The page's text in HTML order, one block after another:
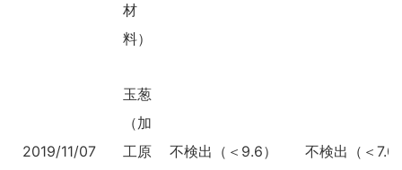
材
料）
2019/11/07
玉葱
（加
工原
不検出（＜9.6） 不検出（＜7.0